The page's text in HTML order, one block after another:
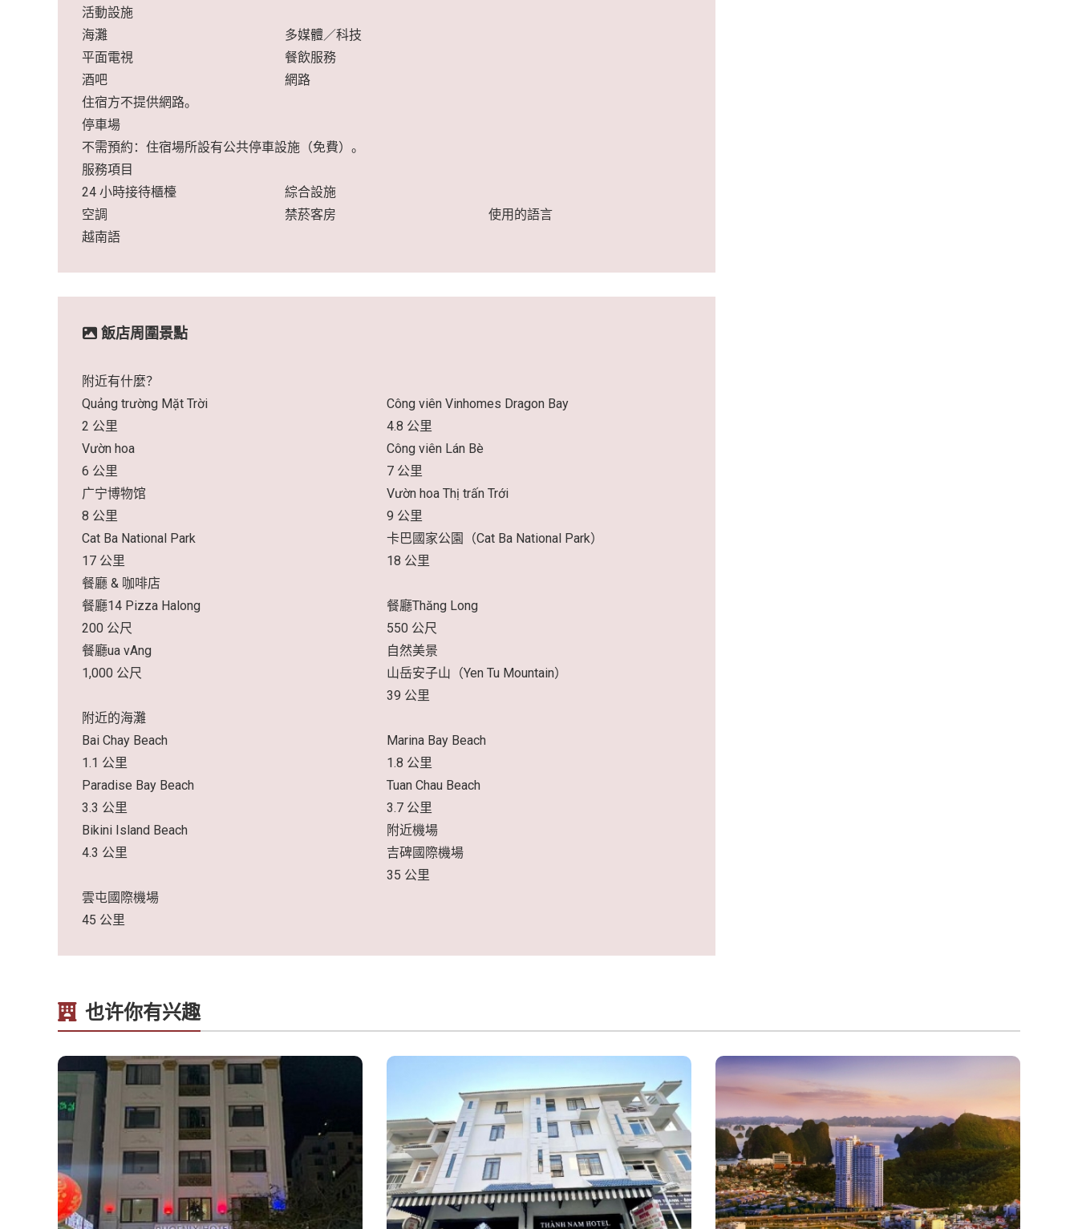
活動設施
海灘
多媒體／科技
平面電視
餐飲服務
酒吧
網路
住宿方不提供網路。
停車場
不需預約：住宿場所設有公共停車設施（免費）。
服務項目
24 小時接待櫃檯
綜合設施
空調
禁菸客房
使用的語言
越南語
飯店周圍景點
附近有什麼？
Quảng trường Mặt Trời
2 公里
Công viên Vinhomes Dragon Bay
4.8 公里
Vườn hoa
6 公里
Công viên Lán Bè
7 公里
广宁博物馆
8 公里
Vườn hoa Thị trấn Trới
9 公里
Cat Ba National Park
17 公里
卡巴國家公園（Cat Ba National Park）
18 公里
餐廳 & 咖啡店
餐廳14 Pizza Halong
200 公尺
餐廳Thăng Long
550 公尺
餐廳ua vAng
1,000 公尺
自然美景
山岳安子山（Yen Tu Mountain）
39 公里
附近的海灘
Bai Chay Beach
1.1 公里
Marina Bay Beach
1.8 公里
Paradise Bay Beach
3.3 公里
Tuan Chau Beach
3.7 公里
Bikini Island Beach
4.3 公里
附近機場
吉碑國際機場
35 公里
雲屯國際機場
45 公里
也许你有兴趣